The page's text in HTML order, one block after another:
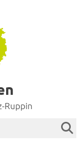
Ruppin